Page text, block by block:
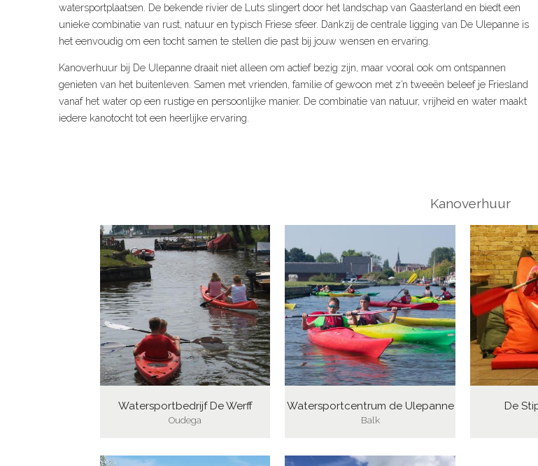
watersportplaatsen. De bekende rivier de Luts slingert door het landschap van Gaasterland en biedt een
unieke combinatie van rust, natuur en typisch Friese sfeer. Dankzij de centrale ligging van De Ulepanne is
het eenvoudig om een tocht samen te stellen die past bij jouw wensen en ervaring.
Kanoverhuur bij De Ulepanne draait niet alleen om actief bezig zijn, maar vooral ook om ontspannen
genieten van het buitenleven. Samen met vrienden, familie of gewoon met z’n tweeën beleef je Friesland
vanaf het water op een rustige en persoonlijke manier. De combinatie van natuur, vrijheid en water maakt
iedere kanotocht tot een heerlijke ervaring.
Kanoverhuur
Watersportbedrijf De Werff
Oudega
Watersportcentrum de Ulepanne
Balk
De